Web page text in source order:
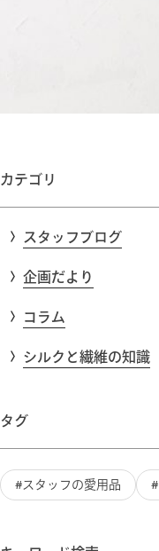
カテゴリ
スタッフブログ
企画だより
コラム
シルクと繊維の知識
タグ
スタッフの愛用品